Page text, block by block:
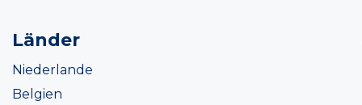
Länder
Niederlande
Belgien